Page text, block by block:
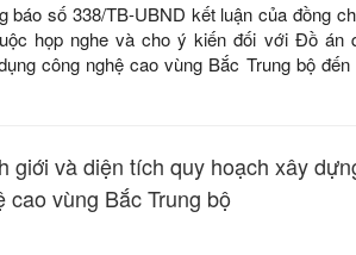
báo số 338/TB-UBND kết luận của đồng
họp nghe và cho ý kiến đối với Đồ án
công nghệ cao vùng Bắc Trung bộ đến
giới và diện tích quy hoạch xây
vùng Bắc Trung bộ